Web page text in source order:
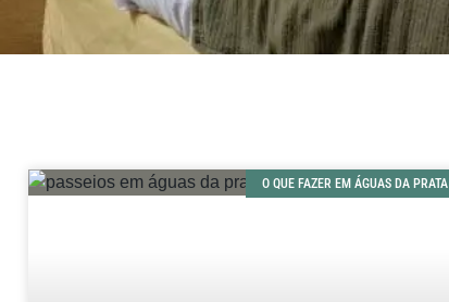
O QUE FAZER EM ÁGUAS DA PRATA